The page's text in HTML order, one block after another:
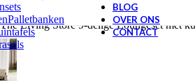
Palletbanken
BLOG
OVER ONS
CONTACT
The Living Store 9-delige Loungeset met